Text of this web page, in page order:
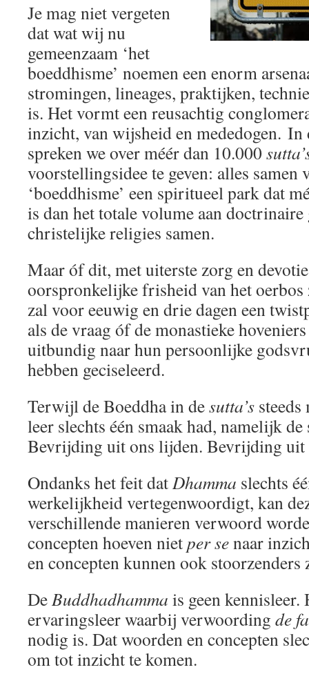
Je mag niet vergeten
dat wat wij nu
gemeenzaam ‘het
boeddhisme’ noemen een enorm
stromingen, lineages, praktijken,
is. Het vormt een reusachtig
inzicht, van wijsheid en mededogen.
spreken we over méér dan 10.000
voorstellingsidee te geven: alles samen
‘boeddhisme’ een spiritueel park dat
is dan het totale volume aan
christelijke religies samen.
Maar óf dit, met uiterste zorg en
oorspronkelijke frisheid van het oerbos
zal voor eeuwig en drie dagen een
als de vraag óf de monastieke
uitbundig naar hun persoonlijke
hebben geciseleerd.
Terwijl de Boeddha in desutta’s
leer slechts één smaak had, namelijk
Bevrijding uit ons lijden. Bevrijding uit
Ondanks het feit datDhamma slechts
werkelijkheid vertegenwoordigt, kan
verschillende manieren verwoord
concepten hoeven nietper senaar
en concepten kunnen ook
DeBuddhadhamma is geen kennisleer.
ervaringsleer waarbij verwoording de
nodig is. Dat woorden en concepten
om tot inzicht te komen.